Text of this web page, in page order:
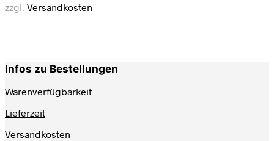
der
zzgl. Versandkosten
Infos zu Bestellungen
Warenverfügbarkeit
Lieferzeit
Versandkosten